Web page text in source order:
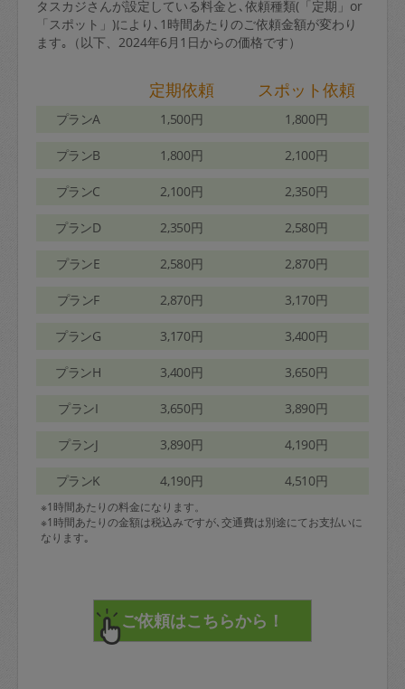
タスカジさんが設定している料金と､依頼種類(「定期」or
「スポット」)により､1時間あたりのご依頼金額が変わり
ます｡（以下、2024年6月1日からの価格です）
定期依頼 スポット依頼
プランA 1,500円 1,800円
プランB 1,800円 2,100円
プランC 2,100円 2,350円
プランD 2,350円 2,580円
プランE 2,580円 2,870円
プランF 2,870円 3,170円
プランG 3,170円 3,400円
プランH 3,400円 3,650円
プランI 3,650円 3,890円
プランJ 3,890円 4,190円
プランK 4,190円 4,510円
※1時間あたりの料金になります。
※1時間あたりの金額は税込みですが､交通費は別途にてお支払いに
なります｡